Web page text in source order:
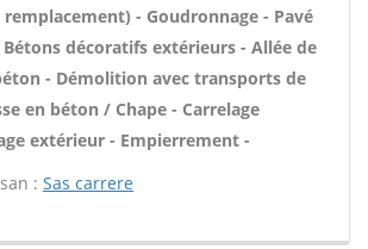
- Goudronnage - Pavé
décoratifs extérieurs - Allée de
- Démolition avec transports de
en béton / Chape - Carrelage
extérieur - Empierrement -
: Sas carrere